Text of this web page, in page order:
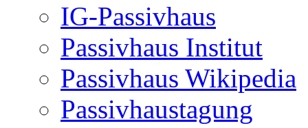
IG-Passivhaus
Passivhaus Institut
Passivhaus Wikipedia
Passivhaustagung